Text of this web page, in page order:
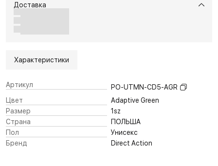
Доставка
Характеристики
Артикул
PO-UTMN-CD5-AGR
Цвет
Adaptive Green
Размер
1sz
Страна
ПОЛЬША
Пол
Унисекс
Бренд
Direct Action